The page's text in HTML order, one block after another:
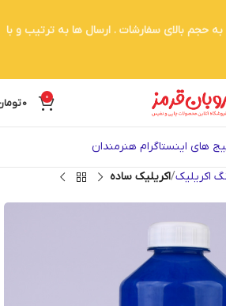
0
0
های اینستاگرام هنرمندان
اکریلیک اکریلیک ساده
حجم بالای سفارشات . ارسال ها به ترتیب و با